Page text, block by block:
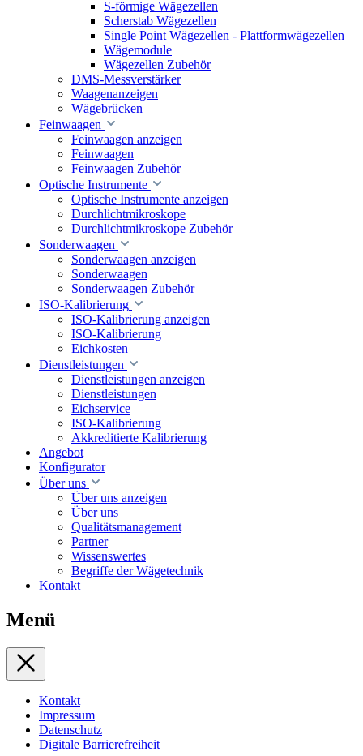
S-förmige Wägezellen
Scherstab Wägezellen
Single Point Wägezellen - Plattformwägezellen
Wägemodule
Wägezellen Zubehör
DMS-Messverstärker
Waagenanzeigen
Wägebrücken
Feinwaagen
Feinwaagen anzeigen
Feinwaagen
Feinwaagen Zubehör
Optische Instrumente
Optische Instrumente anzeigen
Durchlichtmikroskope
Durchlichtmikroskope Zubehör
Sonderwaagen
Sonderwaagen anzeigen
Sonderwaagen
Sonderwaagen Zubehör
ISO-Kalibrierung
ISO-Kalibrierung anzeigen
ISO-Kalibrierung
Eichkosten
Dienstleistungen
Dienstleistungen anzeigen
Dienstleistungen
Eichservice
ISO-Kalibrierung
Akkreditierte Kalibrierung
Angebot
Konfigurator
Über uns
Über uns anzeigen
Über uns
Qualitätsmanagement
Partner
Wissenswertes
Begriffe der Wägetechnik
Kontakt
Menü
Kontakt
Impressum
Datenschutz
Digitale Barrierefreiheit